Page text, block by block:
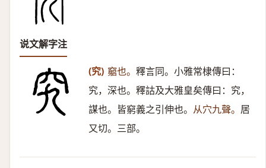
说文解字注
(究) 竆也。 釋言同。小雅常棣傳曰：
究，深也。釋詁及大雅皇矣傳曰：究，
謀也。皆窮義之引伸也。 从穴九聲。 居
又切。三部。